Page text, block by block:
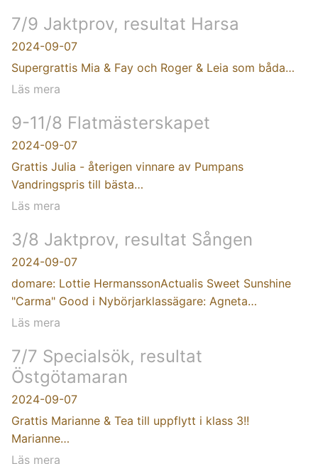
7/9 Jaktprov, resultat Harsa
2024-09-07
Supergrattis Mia & Fay och Roger & Leia som båda…
Läs mera
9-11/8 Flatmästerskapet
2024-09-07
Grattis Julia - återigen vinnare av Pumpans
Vandringspris till bästa…
Läs mera
3/8 Jaktprov, resultat Sången
2024-09-07
domare: Lottie HermanssonActualis Sweet Sunshine
"Carma" Good i Nybörjarklassägare: Agneta…
Läs mera
7/7 Specialsök, resultat
Östgötamaran
2024-09-07
Grattis Marianne & Tea till uppflytt i klass 3!!
Marianne…
Läs mera